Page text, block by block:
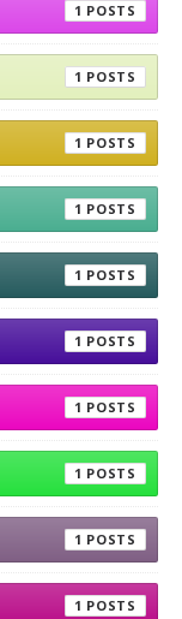
1
1
1
1
1
1
1
1
1
1